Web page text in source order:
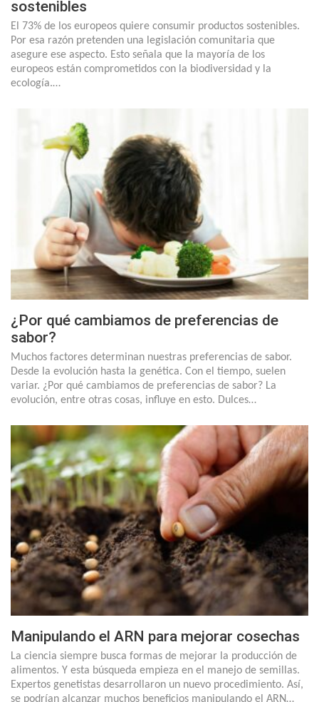
sostenibles
El 73% de los europeos quiere consumir productos sostenibles.
Por esa razón pretenden una legislación comunitaria que
asegure ese aspecto. Esto señala que la mayoría de los
europeos están comprometidos con la biodiversidad y la
ecología.…
¿Por qué cambiamos de preferencias de
sabor?
Muchos factores determinan nuestras preferencias de sabor.
Desde la evolución hasta la genética. Con el tiempo, suelen
variar. ¿Por qué cambiamos de preferencias de sabor? La
evolución, entre otras cosas, influye en esto. Dulces…
Manipulando el ARN para mejorar cosechas
La ciencia siempre busca formas de mejorar la producción de
alimentos. Y esta búsqueda empieza en el manejo de semillas.
Expertos genetistas desarrollaron un nuevo procedimiento. Así,
se podrían alcanzar muchos beneficios manipulando el ARN…